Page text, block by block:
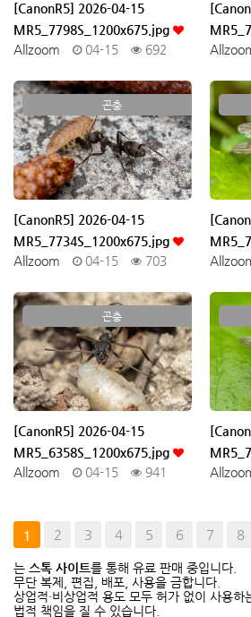
[CanonR5] 2026-04-15
MR5_7798S_1200x675.jpg
Allzoom
04-15 692
곤충
[CanonR5] 2026-04-15
MR5_7734S_1200x675.jpg
Allzoom
04-15 703
곤충
[CanonR5] 2026-04-15
MR5_6358S_1200x675.jpg
Allzoom
04-15 941
1 2 3 4 5 6 7 8
는 스톡 사이트를 통해 유료 판매 중입니다.
무단 복제, 편집, 배포, 사용을 금합니다.
상업적·비상업적 용도 모두 허가 없이 사용
법적 책임을 질 수 있습니다.